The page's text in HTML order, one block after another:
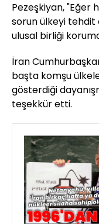
Pezeşkiyan, "Eğer
sorun ülkeyi tehdit
ulusal birliği
İran
başta komşu
gösterdiği
teşekkür etti.